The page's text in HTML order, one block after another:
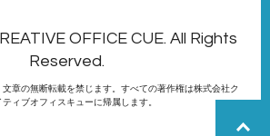
OFFICE CUE. All Rights
Reserved.
章の無断転載を禁じます。すべての著作権は株式会社ク
ティブオフィスキューに帰属します。